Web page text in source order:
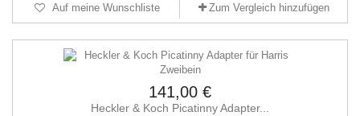
Auf meine Wunschliste Zum Vergleich hinzufügen
141,00 €
Heckler & Koch Picatinny Adapter...